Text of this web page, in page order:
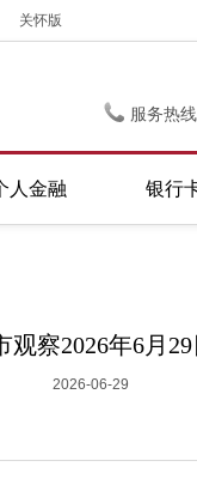
关怀版
服务热
人金融 银行
观察2026年6月
2026-06-29